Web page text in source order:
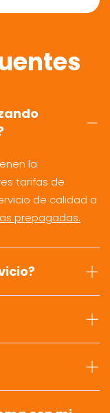
la
tarifas de
de calidad a
prepagadas.